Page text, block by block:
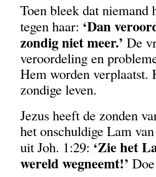
Toen bleek dat niemand
tegen haar: ‘Dan
zondig niet meer.’ De
veroordeling en
Hem worden verplaatst.
zondige leven.
Jezus heeft de zonden
het onschuldige Lam
uit Joh. 1:29: ‘Zie het
wereld wegneemt!’